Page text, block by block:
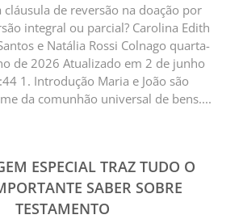
cláusula de reversão na doação por
integral ou parcial? Carolina Edith
e Natália Rossi Colnago quarta-
de 2026 Atualizado em 2 de junho
1. Introdução Maria e João são
da comunhão universal de bens....
ESPECIAL TRAZ TUDO O
SABER SOBRE
TESTAMENTO